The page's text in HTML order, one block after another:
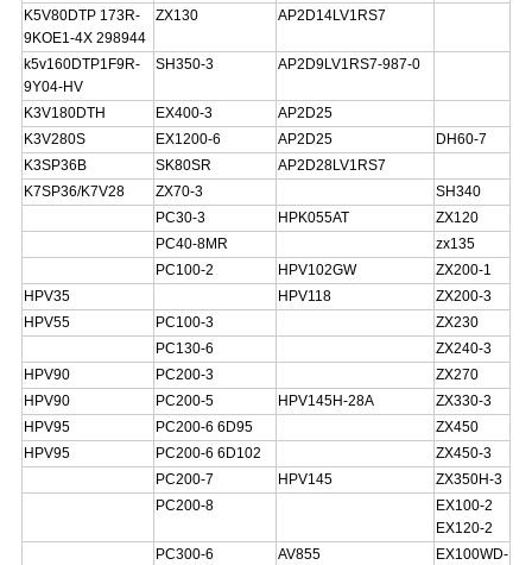
K5V80DTP 173R-
9KOE1-4X 298944
ZX130 AP2D14LV1RS7
k5v160DTP1F9R-
9Y04-HV
SH350-3 AP2D9LV1RS7-987-0
K3V180DTH EX400-3
AP2D25
K3V280S
EX1200-6 AP2D25
DH60-7
K3SP36B
SK80SR
AP2D28LV1RS7
K7SP36/K7V28
ZX70-3
SH340
PC30-3
HPK055AT
ZX120
PC40-8MR
zx135
PC100-2
HPV102GW
ZX200-1
HPV35
HPV118
ZX200-3
HPV55
PC100-3
ZX230
PC130-6
ZX240-3
HPV90
PC200-3
ZX270
HPV90
PC200-5 HPV145H-28A
ZX330-3
HPV95
PC200-6 6D95
ZX450
HPV95
PC200-6 6D102
ZX450-3
PC200-7
HPV145
ZX350H-3
PC200-8
EX100-2
EX120-2
PC300-6
AV855
EX100WD-